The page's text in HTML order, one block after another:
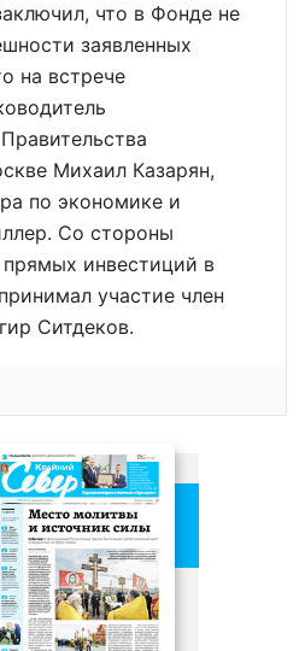
что в Фонде не
заявленных
на встрече
Михаил Казарян,
по экономике и
Со стороны
инвестиций в
участие член
Ситдеков.